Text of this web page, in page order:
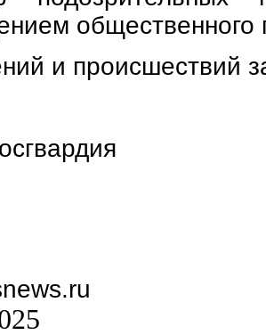
общественного
и происшествий